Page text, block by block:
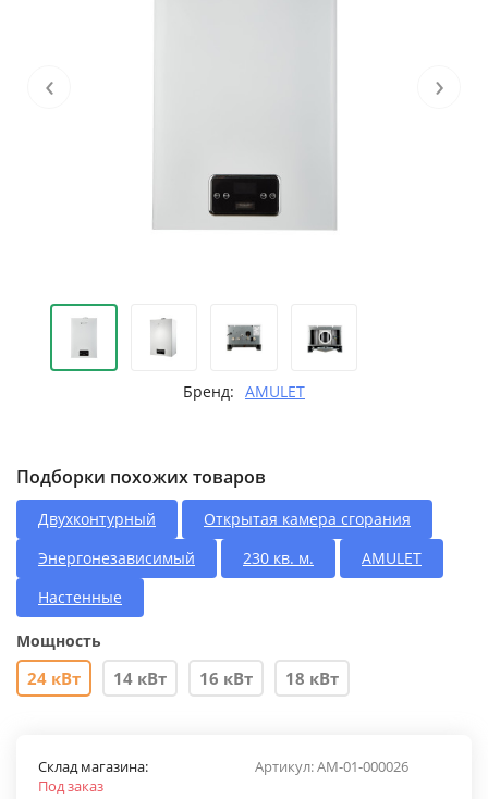
‹ ›
Бренд: AMULET
Подборки похожих товаров
Двухконтурный
Открытая камера сгорания
Энергонезависимый
230 кв. м.
AMULET
Настенные
Мощность
24 кВт 14 кВт 16 кВт 18 кВт
Артикул:AM-01-000026
Склад магазина:
Под заказ